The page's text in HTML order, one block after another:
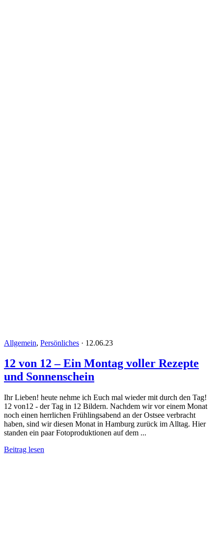
Allgemein, Persönliches · 12.06.23
12 von 12 – Ein Montag voller Rezepte
und Sonnenschein
Ihr Lieben! heute nehme ich Euch mal wieder mit durch den Tag!
12 von12 - der Tag in 12 Bildern. Nachdem wir vor einem Monat
noch einen herrlichen Frühlingsabend an der Ostsee verbracht
haben, sind wir diesen Monat in Hamburg zurück im Alltag. Hier
standen ein paar Fotoproduktionen auf dem ...
Beitrag lesen